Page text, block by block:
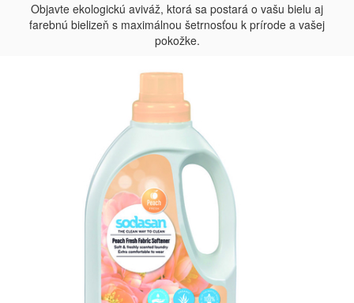
Objavte ekologickú aviváž, ktorá sa postará o vašu bielu aj
farebnú bielizeň s maximálnou šetrnosťou k prírode a vašej
pokožke.